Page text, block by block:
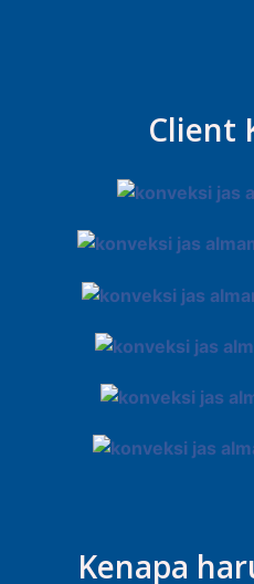
Client
Kenapa